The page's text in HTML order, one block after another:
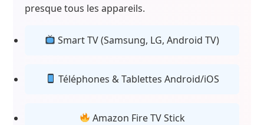
presque tous les appareils.
Smart TV (Samsung, LG, Android TV)
Téléphones & Tablettes Android/iOS
Amazon Fire TV Stick